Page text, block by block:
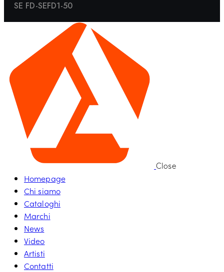
SE FD-SEFD1-50
Close
Homepage
Chi siamo
Cataloghi
Marchi
News
Video
Artisti
Contatti